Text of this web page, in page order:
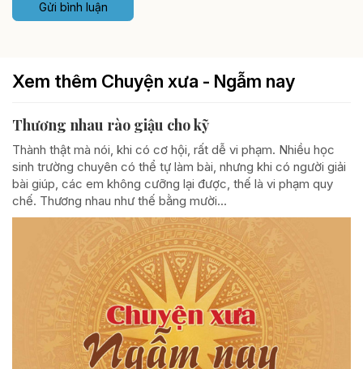
Gửi bình luận
Xem thêm Chuyện xưa - Ngẫm nay
Thương nhau rào giậu cho kỹ
Thành thật mà nói, khi có cơ hội, rất dễ vi phạm. Nhiều học
sinh trường chuyên có thể tự làm bài, nhưng khi có người giải
bài giúp, các em không cưỡng lại được, thế là vi phạm quy
chế. Thương nhau như thế bằng mười...